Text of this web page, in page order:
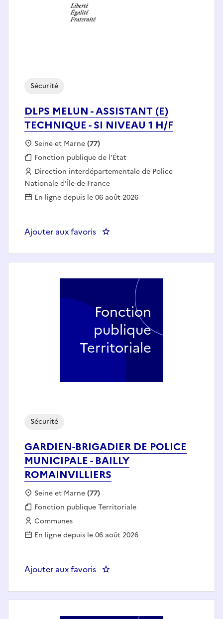
DLPS MELUN - ASSISTANT (E)
TECHNIQUE - SI NIVEAU 1 H/F
Sécurité
Localisation :
Seine et Marne(77)
Fonction publique :
Fonction publique de l'État
Employeur :
Direction interdépartementale de Police
Nationale d’Île-de-France
En ligne depuis le 06 août 2026
Ajouter aux favoris
GARDIEN-BRIGADIER DE POLICE
MUNICIPALE - BAILLY
ROMAINVILLIERS
Sécurité
Localisation :
Seine et Marne(77)
Fonction publique :
Fonction publique Territoriale
Employeur :
Communes
En ligne depuis le 06 août 2026
Ajouter aux favoris : GARDIEN-BRIGADIER DE
Fonction
publique
Territoriale